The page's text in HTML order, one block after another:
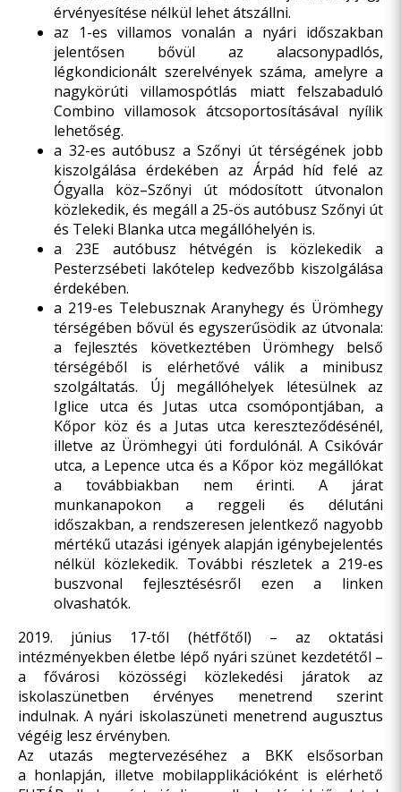
érvényesítése nélkül lehet átszállni.
az 1-es villamos vonalán a nyári időszakban
jelentősen bővül az alacsonypadlós,
légkondicionált szerelvények száma, amelyre a
nagykörúti villamospótlás miatt felszabaduló
Combino villamosok átcsoportosításával nyílik
lehetőség.
a 32-es autóbusz a Szőnyi út térségének jobb
kiszolgálása érdekében az Árpád híd felé az
Ógyalla köz–Szőnyi út módosított útvonalon
közlekedik, és megáll a 25-ös autóbusz Szőnyi út
és Teleki Blanka utca megállóhelyén is.
a 23E autóbusz hétvégén is közlekedik a
Pesterzsébeti lakótelep kedvezőbb kiszolgálása
érdekében.
a 219-es Telebusznak Aranyhegy és Ürömhegy
térségében bővül és egyszerűsödik az útvonala:
a fejlesztés következtében Ürömhegy belső
térségéből is elérhetővé válik a minibusz
szolgáltatás. Új megállóhelyek létesülnek az
Iglice utca és Jutas utca csomópontjában, a
Kőpor köz és a Jutas utca kereszteződésénél,
illetve az Ürömhegyi úti fordulónál. A Csikóvár
utca, a Lepence utca és a Kőpor köz megállókat
a továbbiakban nem érinti. A járat
munkanapokon a reggeli és délutáni
időszakban, a rendszeresen jelentkező nagyobb
mértékű utazási igények alapján igénybejelentés
nélkül közlekedik. További részletek a 219-es
buszvonal fejlesztésésről ezen a linken
olvashatók.
2019. június 17-től (hétfőtől) – az oktatási
intézményekben életbe lépő nyári szünet kezdetétől –
a fővárosi közösségi közlekedési járatok az
iskolaszünetben érvényes menetrend szerint
indulnak. A nyári iskolaszüneti menetrend augusztus
végéig lesz érvényben.
Az utazás megtervezéséhez a BKK elsősorban
a honlapján, illetve mobilapplikációként is elérhető